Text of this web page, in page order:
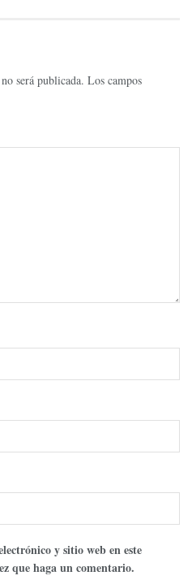
será publicada. Los campos
y sitio web en este
que haga un comentario.